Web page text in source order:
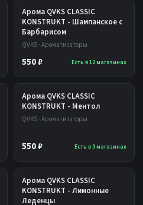
Арома QVKS CLASSIC
KONSTRUKT - Шампанское с
Барбарисом
QVKS · Ароматизаторы
550 ₽ Есть в 12 магазинах
Арома QVKS CLASSIC
KONSTRUKT - Ментол
QVKS · Ароматизаторы
550 ₽ Есть в 9 магазинах
Арома QVKS CLASSIC
KONSTRUKT - Лимонные
Леденцы